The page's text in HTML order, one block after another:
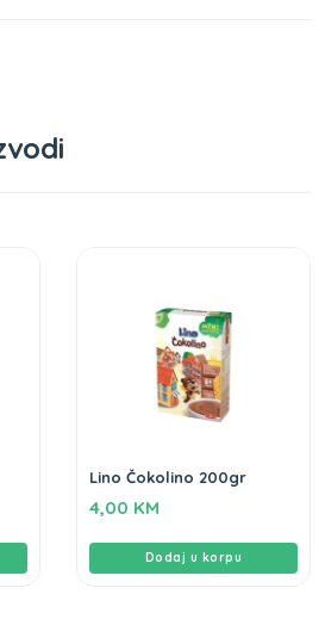
Lino Čokolino 200gr
4,00 KM
Dodaj u korpu